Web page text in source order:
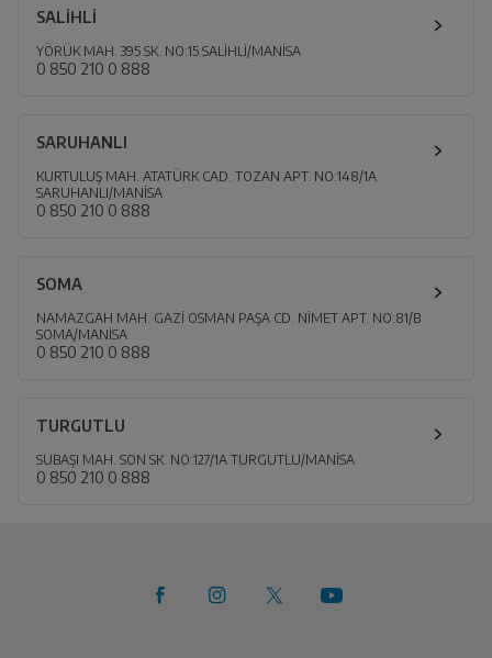
SALİHLİ
YÖRÜK MAH. 395 SK. NO:15 SALİHLİ/MANİSA
0 850 210 0 888
SARUHANLI
KURTULUŞ MAH. ATATÜRK CAD. TOZAN APT. NO:148/1A
SARUHANLI/MANİSA
0 850 210 0 888
SOMA
NAMAZGAH MAH. GAZİ OSMAN PAŞA CD. NİMET APT. NO:81/B
SOMA/MANİSA
0 850 210 0 888
TURGUTLU
SUBAŞI MAH. SON SK. NO:127/1A TURGUTLU/MANİSA
0 850 210 0 888